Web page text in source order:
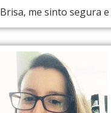
me sinto segura e